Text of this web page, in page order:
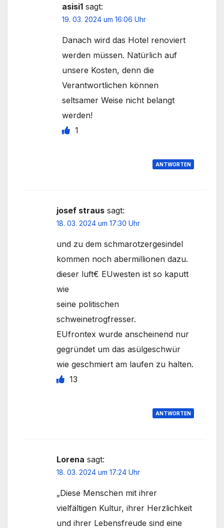
asisi1 sagt:
19. 03. 2024 um 16:06 Uhr
Danach wird das Hotel renoviert
werden müssen. Natürlich auf
unsere Kosten, denn die
Verantwortlichen können
seltsamer Weise nicht belangt
werden!
1
ANTWORTEN
josef straus sagt:
18. 03. 2024 um 17:30 Uhr
und zu dem schmarotzergesindel
kommen noch abermillionen dazu.
dieser luft€ EUwesten ist so kaputt
wie
seine politischen
schweinetrogfresser.
EUfrontex wurde anscheinend nur
gegründet um das asülgeschwür
wie geschmiert am laufen zu halten.
13
ANTWORTEN
Lorena sagt:
18. 03. 2024 um 17:24 Uhr
„Diese Menschen mit ihrer
vielfältigen Kultur, ihrer Herzlichkeit
und ihrer Lebensfreude sind eine